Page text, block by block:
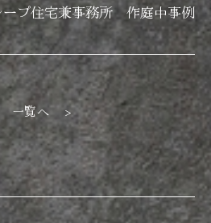
ープ住宅兼事務所 作庭中事例
一覧へ >